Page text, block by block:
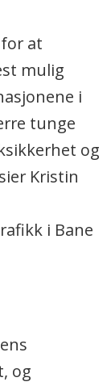
at
mulig
i
tunge
og
Kristin
i Bane
og